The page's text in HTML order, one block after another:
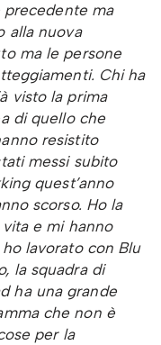
precedente ma
alla nuova
ma le persone
Chi ha
visto la prima
di quello che
resistito
messi subito
quest’anno
scorso. Ho la
e mi hanno
lavorato con Blu
la squadra di
ha una grande
che non è
per la